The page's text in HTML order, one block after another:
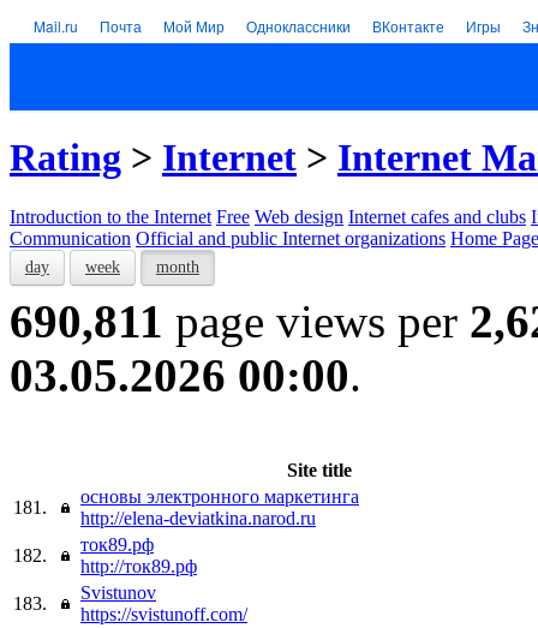
Mail.ru Почта Мой Мир Одноклассники ВКонтакте Игры
Rating > Internet > Internet
Introduction to the Internet Free Web design Internet cafes and clubs
Communication Official and public Internet organizations Home
day week month
690,811 page views per
03.05.2026 00:00.
Site title
181.
основы электронного маркетинга
http://elena-deviatkina.narod.ru
182.
ток89.рф
http://ток89.рф
183.
Svistunov
https://svistunoff.com/